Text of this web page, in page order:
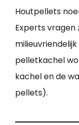
Houtpellets
Experts vragen
pelletkachel
kachel en de
pellets).